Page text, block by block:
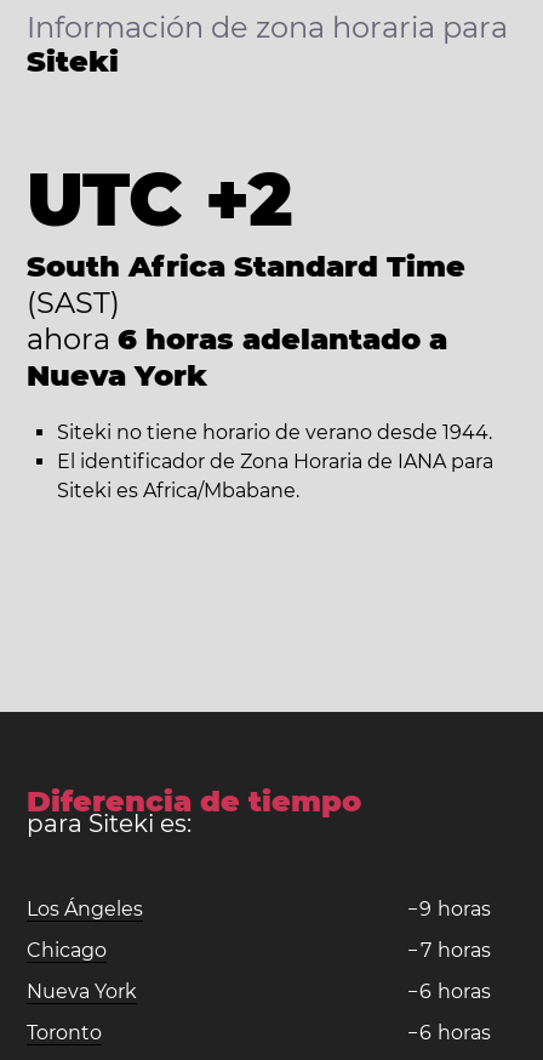
Información de zona horaria para
Siteki
UTC +2
South Africa Standard Time
(SAST)
ahora 6 horas adelantado a
Nueva York
Siteki no tiene horario de verano desde 1944.
El identificador de Zona Horaria de IANA para
Siteki es Africa/Mbabane.
Diferencia de tiempo
para Siteki es:
Los Ángeles −9 horas
Chicago
−7 horas
Nueva York
−6 horas
Toronto
−6 horas